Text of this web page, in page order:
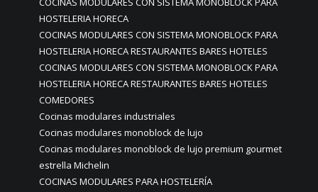
HOSTELERIA HORECA
COCINAS MODULARES CON SISTEMA MONOBLOCK PARA
HOSTELERIA HORECA RESTAURANTES BARES HOTELES
COCINAS MODULARES CON SISTEMA MONOBLOCK PARA
HOSTELERIA HORECA RESTAURANTES BARES HOTELES
COMEDORES
Cocinas modulares industriales
Cocinas modulares monoblock de lujo
Cocinas modulares monoblock de lujo premium gourmet
estrella Michelin
COCINAS MODULARES PARA HOSTELERÍA